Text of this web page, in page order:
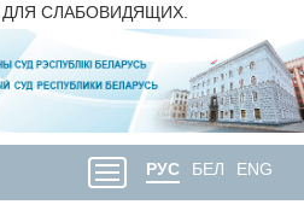
СЛАБОВИДЯЩИХ.
РУС БЕЛ ENG